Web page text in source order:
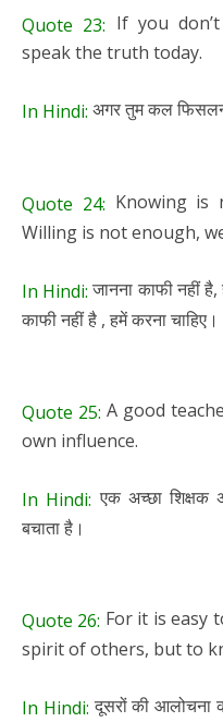
Quote 23: If you
speak the truth today.
In Hindi: अगर तुम कल
Quote 24: Knowing is
Willing is not enough,
In Hindi:जानना काफी नहीं
काफी नहीं है , हमें करना चाहिए।
Quote 25: A good
own influence.
In Hindi: एक अच्छा शिक्षक
बचाता है।
Quote 26: For it is easy
spirit of others, but to
In Hindi: दूसरों की आलोचना